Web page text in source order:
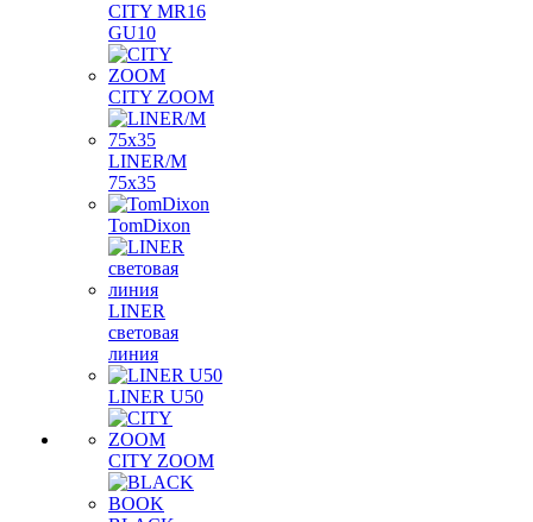
CITY MR16
GU10
CITY ZOOM
LINER/M
75х35
TomDixon
LINER
световая
линия
LINER U50
CITY ZOOM